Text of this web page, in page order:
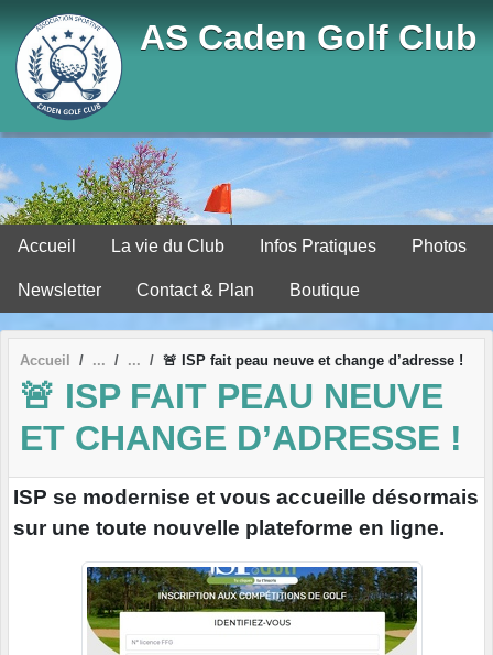
AS Caden Golf Club
Accueil La vie du Club Infos Pratiques Photos
Newsletter Contact & Plan Boutique
Accueil 🚨 ISP fait peau neuve et change d’adresse !
🚨 ISP FAIT PEAU NEUVE
ET CHANGE D’ADRESSE !
ISP se modernise et vous accueille désormais
sur une toute nouvelle plateforme en ligne.
Panneau de gestion des cookies